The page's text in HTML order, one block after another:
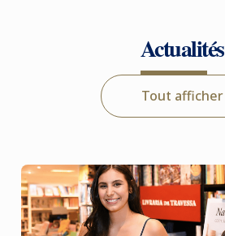
Actualités
Tout afficher